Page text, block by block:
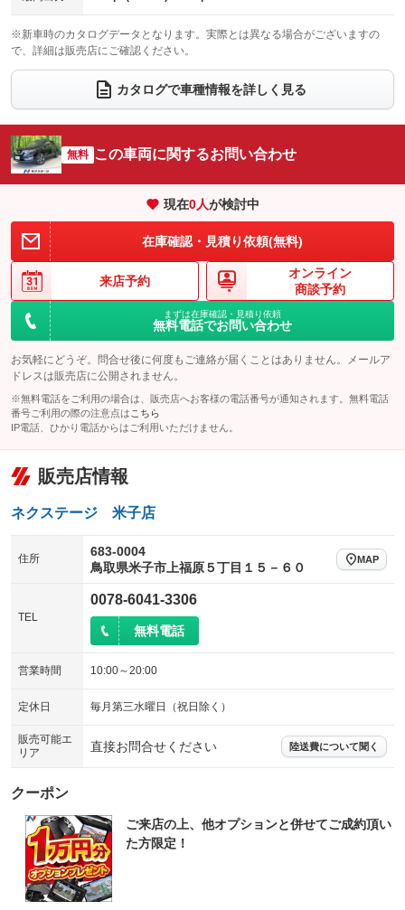
：装備なし ：装備なし
ウォークスルー
：装備なし
電動リアゲート フロントカメラ
：装備あり
：装備なし ：装備あり
サイドカメラ
：装備あり ルーフレール
：装備なし
：装備なし
：装備なし
※新車時のカタログデータとなります。実際とは異なる場合がございますの
で、詳細は販売店にご確認ください。
カタログで車種情報を詳しく見る
無料 この車両に関するお問い合わせ
現在0人が検討中
在庫確認・見積り依頼(無料)
来店予約
オンライン
商談予約
まずは在庫確認・見積り依頼
無料電話でお問い合わせ
お気軽にどうぞ。問合せ後に何度もご連絡が届くことはありません。メールア
ドレスは販売店に公開されません。
※無料電話をご利用の場合は、販売店へお客様の電話番号が通知されます。無料電話
番号ご利用の際の注意点は こちら
IP電話、ひかり電話からはご利用いただけません。
販売店情報
ネクステージ 米子店
住所
683-0004
鳥取県米子市上福原５丁目１５－６０
MAP
TEL
0078-6041-3306
無料電話
営業時間 10:00～20:00
定休日 毎月第三水曜日（祝日除く）
販売可能エ
リア
直接お問合せください 陸送費について聞く
クーポン
ご来店の上、他オプションと併せてご成約頂い
た方限定！